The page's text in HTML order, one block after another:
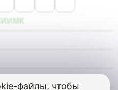
файлы, чтобы